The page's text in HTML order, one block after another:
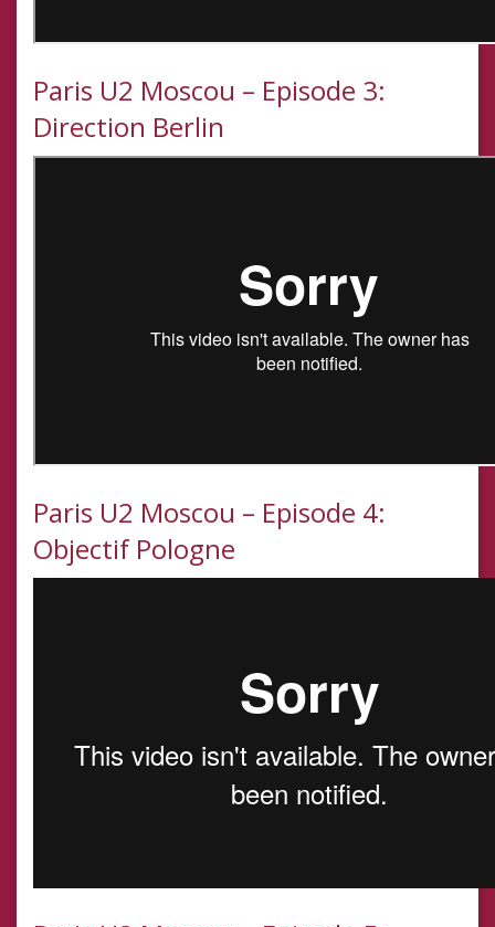
Paris U2 Moscou – Episode 3:
Direction Berlin
Paris U2 Moscou – Episode 4:
Objectif Pologne